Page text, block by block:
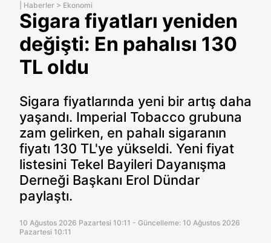
Haberler > Ekonomi
Sigara fiyatları yeniden
değişti: En pahalısı 130
TL oldu
Sigara fiyatlarında yeni bir artış daha
yaşandı. Imperial Tobacco grubuna
zam gelirken, en pahalı sigaranın
fiyatı 130 TL'ye yükseldi. Yeni fiyat
listesini Tekel Bayileri Dayanışma
Derneği Başkanı Erol Dündar
paylaştı.
10 Ağustos 2026 Pazartesi 10:11 - Güncelleme: 10 Ağustos 2026
Pazartesi 10:11